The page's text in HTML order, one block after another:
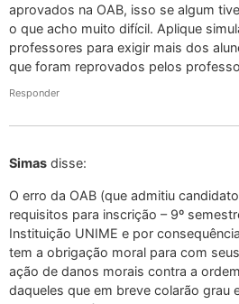
aprovados na OAB, isso se algum
o que acho muito difícil. Aplique
professores para exigir mais dos
que foram reprovados pelos
Responder
Simas disse:
O erro da OAB (que admitiu
requisitos para inscrição – 9º
Instituição UNIME e por
tem a obrigação moral para com
ação de danos morais contra a
daqueles que em breve colarão grau